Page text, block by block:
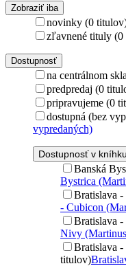
Zobraziť iba
novinky (0
zľavnené tituly
Dostupnosť
na centrálnom
predpredaj (0
pripravujeme (0
dostupná (bez
vypredaných)
Dostupnosť v
Banská
Bystrica
Bratislava
- Cubicon
Bratislava
Nivy
Bratislava
titulov)